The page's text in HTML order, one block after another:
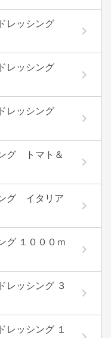
レッシング
レッシング
レッシング
グ トマト＆
グ イタリア
グ １０００ｍ
レッシング ３
レッシング １